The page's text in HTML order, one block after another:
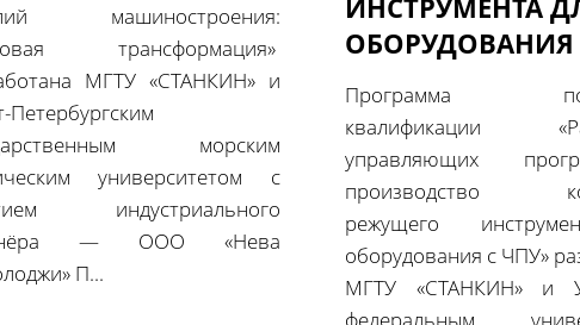
машиностроения:
трансформация»
МГТУ «СТАНКИН» и
Петербургским
морским
университетом с
индустриального
— ООО «Нева
П...
ОБОРУДОВАНИЯ
Программа
квалификации
управляющих
производство
режущего
оборудования с ЧПУ»
МГТУ «СТАНКИН» и
федеральным